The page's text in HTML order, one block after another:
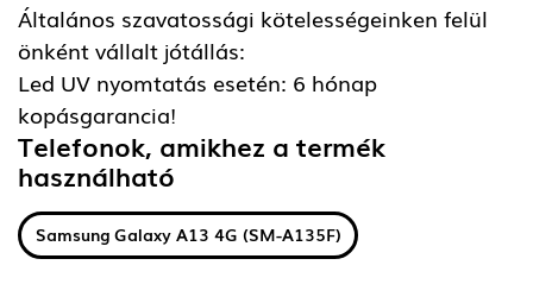
Általános szavatossági kötelességeinken felül
önként vállalt jótállás:
Led UV nyomtatás esetén: 6 hónap
kopásgarancia!
Telefonok, amikhez a termék
használható
Samsung Galaxy A13 4G (SM-A135F)